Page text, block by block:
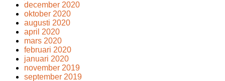
december 2020
oktober 2020
augusti 2020
april 2020
mars 2020
februari 2020
januari 2020
november 2019
september 2019